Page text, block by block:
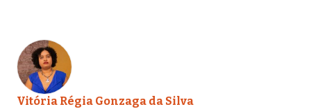
Vitória Régia Gonzaga da Silva